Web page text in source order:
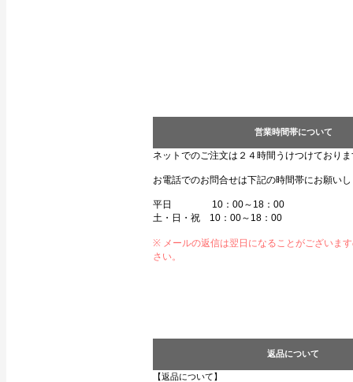
営業時間帯について
ネットでのご注文は２４時間うけつけており
お電話でのお問合せは下記の時間帯にお願い
平日 10：00～18：00
土・日・祝 10：00～18：00
※ メールの返信は翌日になることがございま
さい。
返品について
【返品について】